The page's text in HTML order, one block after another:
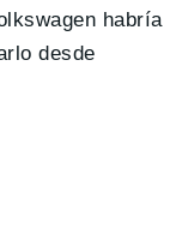
habría
desde